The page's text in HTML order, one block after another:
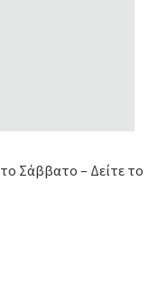
το Σάββατο – Δείτε το